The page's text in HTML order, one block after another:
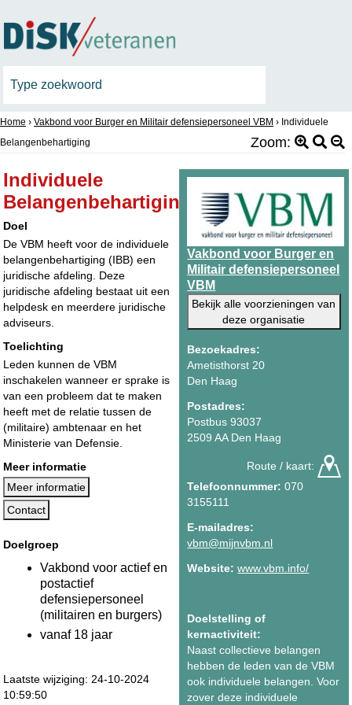
Home › Vakbond voor Burger en Militair defensiepersoneel VBM › Individuele
Belangenbehartiging
Zoom:
Individuele
Belangenbehartiging
Doel
De VBM heeft voor de individuele
belangenbehartiging (IBB) een
juridische afdeling. Deze
juridische afdeling bestaat uit een
helpdesk en meerdere juridische
adviseurs.
Toelichting
Leden kunnen de VBM
inschakelen wanneer er sprake is
van een probleem dat te maken
heeft met de relatie tussen de
(militaire) ambtenaar en het
Ministerie van Defensie.
Meer informatie
Meer informatie
Contact
Doelgroep
Vakbond voor actief en
postactief
defensiepersoneel
(militairen en burgers)
vanaf 18 jaar
Laatste wijziging: 24-10-2024
10:59:50
Vakbond voor Burger en
Militair defensiepersoneel
VBM
Bekijk alle voorzieningen van
deze organisatie
Bezoekadres:
Ametisthorst 20
Den Haag
Postadres:
Postbus 93037
2509 AA Den Haag
Route / kaart:
Telefoonnummer: 070
3155111
E-mailadres:
vbm@mijnvbm.nl
Website: www.vbm.info/
Doelstelling of
kernactiviteit:
Naast collectieve belangen
hebben de leden van de VBM
ook individuele belangen. Voor
zover deze individuele